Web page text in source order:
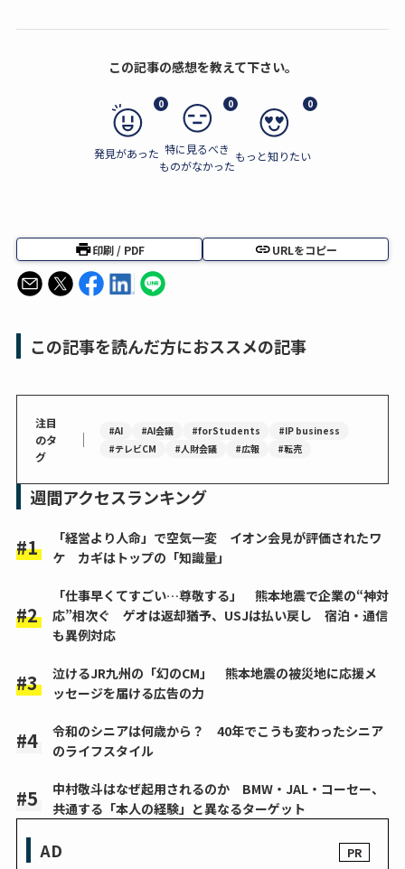
この記事の感想を教えて下さい。
0
発見があった
0
特に見るべき
ものがなかった
0
もっと知りたい
印刷 / PDF URLをコピー
この記事を読んだ方におススメの記事
注目
のタ
グ
｜ #AI #AI会議 #forStudents
#IP business
#テレビCM
#人財会議 #広報 #転売
週間アクセスランキング
「経営より人命」で空気一変 イオン会見が評価されたワ
ケ カギはトップの「知識量」
「仕事早くてすごい…尊敬する」 熊本地震で企業の“神対
応”相次ぐ ゲオは返却猶予、USJは払い戻し 宿泊・通信
も異例対応
泣けるJR九州の「幻のCM」 熊本地震の被災地に応援メ
ッセージを届ける広告の力
令和のシニアは何歳から？ 40年でこうも変わったシニア
のライフスタイル
中村敬斗はなぜ起用されるのか BMW・JAL・コーセー、
共通する「本人の経験」と異なるターゲット
AD